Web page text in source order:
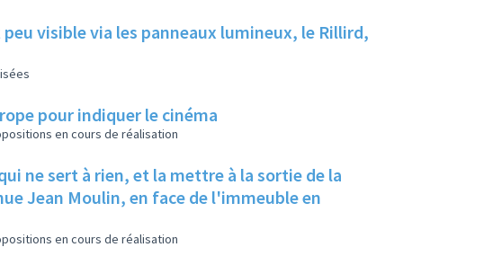
visible via les panneaux lumineux, le Rillird,
pour indiquer le cinéma
en cours de réalisation
ne sert à rien, et la mettre à la sortie de la
Jean Moulin, en face de l'immeuble en
en cours de réalisation